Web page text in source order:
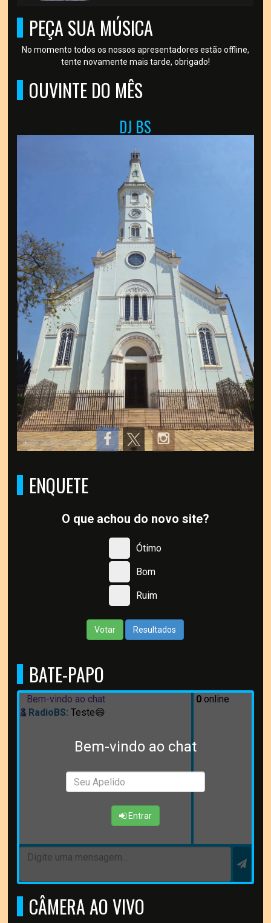
PEÇA SUA MÚSICA
No momento todos os nossos apresentadores estão offline,
tente novamente mais tarde, obrigado!
OUVINTE DO MÊS
DJ BS
ENQUETE
O que achou do novo site?
Ótimo
Bom
Ruim
Votar Resultados
BATE-PAPO
Bem-vindo ao chat
Entrar
Bem-vindo ao chat
RadioBS: Teste😄
0online
CÂMERA AO VIVO